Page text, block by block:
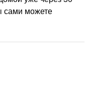
сами можете